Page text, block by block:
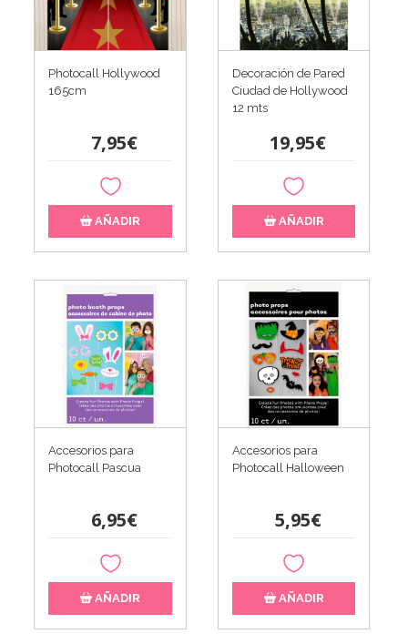
Photocall Hollywood
165cm
7,95€
AÑADIR
Decoración de Pared
Ciudad de Hollywood
12 mts
19,95€
AÑADIR
Accesorios para
Photocall Pascua
6,95€
AÑADIR
Accesorios para
Photocall Halloween
5,95€
AÑADIR